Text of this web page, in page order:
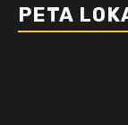
PETA